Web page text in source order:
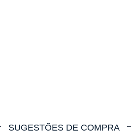
SUGESTÕES DE COMPRA